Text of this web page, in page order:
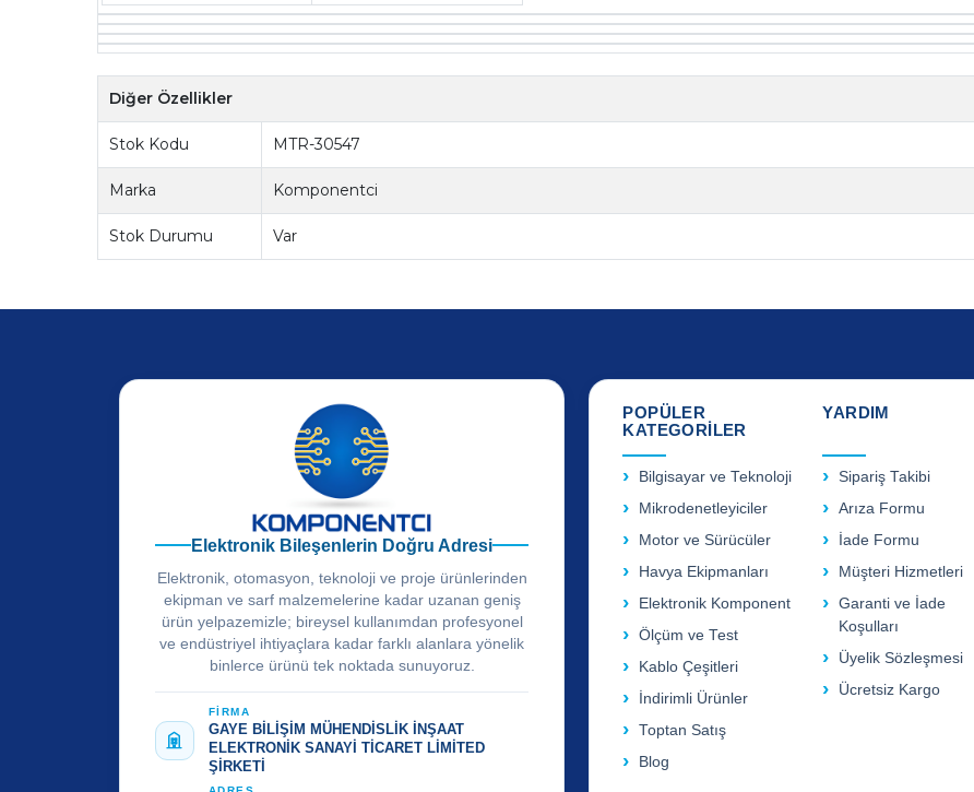
Diğer Özellikler
Stok Kodu MTR-30547
Marka Komponentci
Stok Durumu Var
Elektronik Bileşenlerin Doğru Adresi
Elektronik, otomasyon, teknoloji ve proje ürünlerinden
ekipman ve sarf malzemelerine kadar uzanan geniş
ürün yelpazemizle; bireysel kullanımdan profesyonel
ve endüstriyel ihtiyaçlara kadar farklı alanlara yönelik
binlerce ürünü tek noktada sunuyoruz.
FİRMA
GAYE BİLİŞİM MÜHENDİSLİK İNŞAAT
ELEKTRONİK SANAYİ TİCARET LİMİTED
ŞİRKETİ
POPÜLER
KATEGORİLER
Bilgisayar ve Teknoloji
Mikrodenetleyiciler
Motor ve Sürücüler
Havya Ekipmanları
Elektronik Komponent
Ölçüm ve Test
Kablo Çeşitleri
İndirimli Ürünler
Toptan Satış
Blog
YARDIM
Sipariş Takibi
Arıza Formu
İade Formu
Müşteri Hizmetleri
Garanti ve İade
Koşulları
Üyelik Sözleşmesi
Ücretsiz Kargo